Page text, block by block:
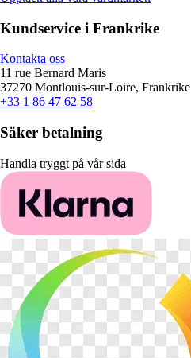
Kundservice i Frankrike
Kontakta oss
11 rue Bernard Maris
37270 Montlouis-sur-Loire, Frankrike
+33 1 86 47 62 58
Säker betalning
Handla tryggt på vår sida